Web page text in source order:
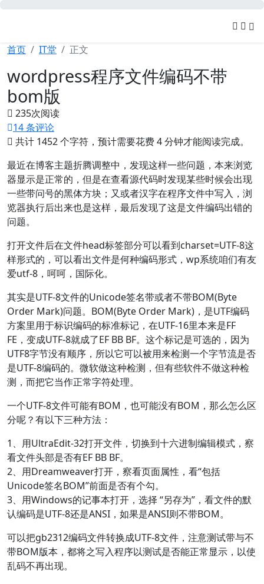
首页 IT堂 正文
wordpress程序文件编码不带
bom版
235次阅读
14 条评论
共计 1452 个字符，预计需要花费 4 分钟才能阅读完成。
最近在博客主题折腾调整中，发现这样一些问题，本来浏览
器显示是正常的，但是在查看源代码时发现某些时候会出现
一些带问号的黑体方块；又或者汉字在程序文件中写入，浏
览器执行后出来也是这样，最后发现了这是文件编码出错的
问题。
打开文件后在文件head标签部分可以看到charset=UTF-8这
样形式的，可以看出文件是何种编码形式，wp系统咱们有友
爱utf-8，呵呵，国际化。
其实是UTF-8文件的Unicode签名带或者不带BOM(Byte
Order Mark)问题。BOM(Byte Order Mark)，是UTF编码
方案里用于标识编码的标准标记，在UTF-16里本来是FF
FE，变成UTF-8就成了EF BB BF。这个标记是可选的，因为
UTF8字节没有顺序，所以它可以被用来检测一个字节流是否
是UTF-8编码的。微软做这种检测，但有些软件不做这种检
测，而把它当作正常字符处理。
一个UTF-8文件可能有BOM，也可能没有BOM，那么怎么区
分呢？有以下三种方法：
1、用UltraEdit-32打开文件，切换到十六进制编辑模式，察
看文件头部是否有EF BB BF。
2、用Dreamweaver打开，察看页面属性，看“包括
Unicode签名BOM”前面是否有个勾。
3、用Windows的记事本打开，选择 “另存为”，看文件的默
认编码是UTF-8还是ANSI，如果是ANSI则不带BOM。
可以把gb2312编码文件转换成UTF-8文件，注意测试带与不
带BOM版本，都将之写入程序以测试是否能正常显示，以使
乱码不再出现。